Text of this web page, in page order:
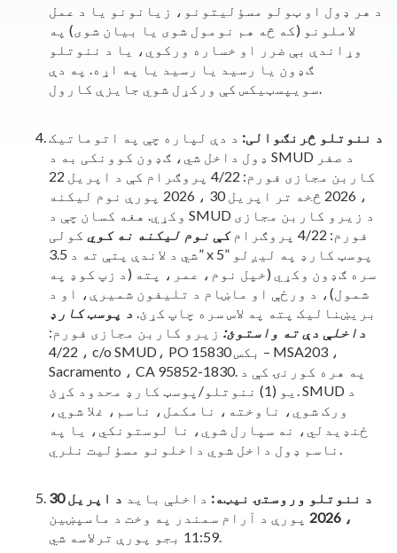
د هر ډول او ټولو مسؤلیتونو، زیانونو یا د عمل
لاملونو (که څه هم نومول شوی یا بیان شوی) په
وړاندې بې ضرر او خساره ورکوي، یا د ننوتلو
ګډون یا رسید یا رسید یا په اړه. په دې
سویپسټیکس کې ورکړل شوي جایزې کارول.
د ننوتلو څرنګوالی: د دې لپاره چې په اتوماتيک
ډول داخل شي، ګډون کوونکی به د SMUD د صفر
کاربن مجازی فورم: 4/22 پروګرام کې د اپریل 22
، 2026 څخه تر اپریل 30 ، 2026 پورې نوم لیکنه
وکړي. هغه کسان چې د SMUD د زیرو کاربن مجازی
فورم: 4/22 پروګرام
کې نوم لیکنه نه کوي کولی
شي د لاندې پتې ته د 3.5” x 5” پوسټ کارډ په لیږلو
سره ګډون وکړي (خپل نوم، عمر، پته (د زپ کوډ په
شمول)، د ورځې او ماښام د تلیفون شمیرې، او د
بریښنالیک پته په لاس سره چاپ کړئ. د پوسټ کارډ
داخلې دې ته واستوئ: زیرو کاربن مجازی فورم:
4/22 ، c/o SMUD، PO بکس 15830 – MSA203 ،
Sacramento ، CA 95852-1830. په هره کورنۍ کې د
یو (1) ننوتلو/پوسټ کارډ محدود کړئ. SMUD د
ورک شوي، ناوخته، نامکمل، ناسم، غلا شوي،
ځنډیدلي، نه سپارل شوي، نا لوستونکي، یا په
ناسم ډول داخل شوي داخلونو مسؤلیت نلري.
د ننوتلو وروستۍ نیټه: داخلې باید
د اپریل 30
، 2026
پورې د آرام سمندر په وخت د ماسپښین
11:59 بجو پورې ترلاسه شي.